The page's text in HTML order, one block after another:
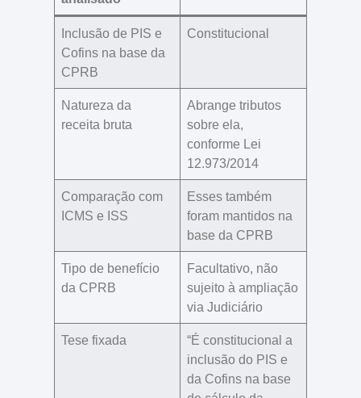
Inclusão de PIS e
Cofins na base da
CPRB
Constitucional
Natureza da
receita bruta
Abrange tributos
sobre ela,
conforme Lei
12.973/2014
Comparação com
ICMS e ISS
Esses também
foram mantidos na
base da CPRB
Tipo de benefício
da CPRB
Facultativo, não
sujeito à ampliação
via Judiciário
Tese fixada
“É constitucional a
inclusão do PIS e
da Cofins na base